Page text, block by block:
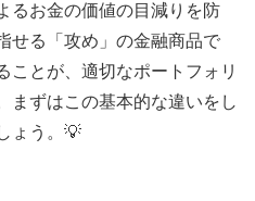
るお金の価値の目減りを防
せる「攻め」の金融商品で
ことが、適切なポートフォリ
まずはこの基本的な違いをし
ょう。💡